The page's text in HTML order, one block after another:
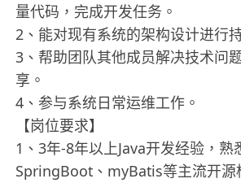
量代码，完成开发任务。
2、能对现有系统的架构设计进行
3、帮助团队其他成员解决技术问
享。
4、参与系统日常运维工作。
【岗位要求】
1、3年-8年以上Java开发经验，熟
SpringBoot、myBatis等主流开源